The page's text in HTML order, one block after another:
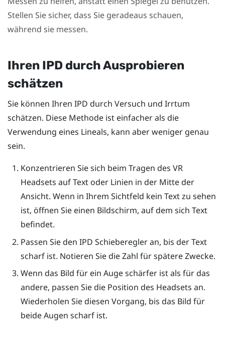
Stellen Sie sicher, dass Sie geradeaus schauen,
während sie messen.
Ihren IPD durch Ausprobieren
schätzen
Sie können Ihren IPD durch Versuch und Irrtum
schätzen. Diese Methode ist einfacher als die
Verwendung eines Lineals, kann aber weniger genau
sein.
Konzentrieren Sie sich beim Tragen des VR
Headsets auf Text oder Linien in der Mitte der
Ansicht. Wenn in Ihrem Sichtfeld kein Text zu sehen
ist, öffnen Sie einen Bildschirm, auf dem sich Text
befindet.
Passen Sie den IPD Schieberegler an, bis der Text
scharf ist. Notieren Sie die Zahl für spätere Zwecke.
Wenn das Bild für ein Auge schärfer ist als für das
andere, passen Sie die Position des Headsets an.
Wiederholen Sie diesen Vorgang, bis das Bild für
beide Augen scharf ist.